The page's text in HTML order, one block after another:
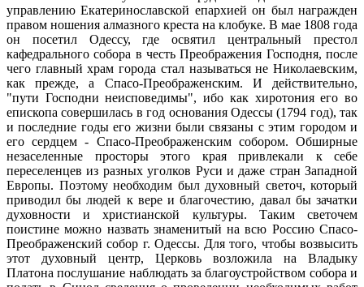
управлению Екатеринославской епархией он был награжден
правом ношения алмазного креста на клобуке. В мае 1808 года
он посетил Одессу, где освятил центральный престол
кафедрального собора в честь Преображения Господня, после
чего главный храм города стал называться не Николаевским,
как прежде, а Спасо-Преображенским. И действительно,
"пути Господни неисповедимы", ибо как хиротония его во
епископа совершилась в год основания Одессы (1794 год), так
и последние годы его жизни были связаны с этим городом и
его сердцем - Спасо-Преображенским собором. Обширные
незаселенные просторы этого края привлекали к себе
переселенцев из разных уголков Руси и даже стран Западной
Европы. Поэтому необходим был духовный светоч, который
приводил бы людей к вере и благочестию, давал бы зачатки
духовности и христианской культуры. Таким светочем
поистине можно назвать знаменитый на всю Россию Спасо-
Преображенский собор г. Одессы. Для того, чтобы возвысить
этот духовный центр, Церковь возложила на Владыку
Платона послушание наблюдать за благоустройством собора и